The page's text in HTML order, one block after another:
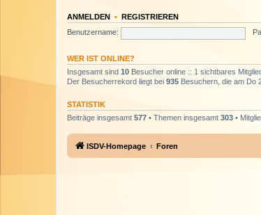
ANMELDEN • REGISTRIEREN
Benutzername:
WER IST ONLINE?
Insgesamt sind 10 Besucher online :: 1 sichtbares
Der Besucherrekord liegt bei 935 Besuchern, die am Do
STATISTIK
Beiträge insgesamt 577 • Themen insgesamt 303 •
ISDV-Homepage Foren